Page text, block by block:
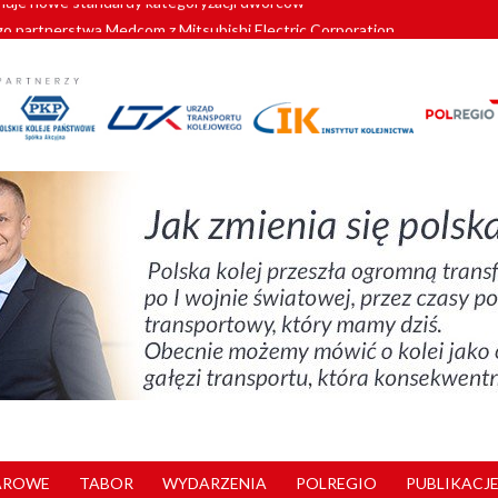
znów szuka dostawcy nowych EZT
kolejowych w północnej Wielkopolsce. Łatwiejsze dojazdy do pracy i
nowe standardy kategoryzacji dworców
TABOR WYDARZENIA POLREGIO